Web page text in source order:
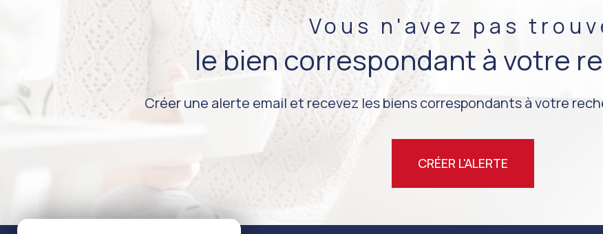
Vous n'avez pas
le bien correspondant à votre
Créer une alerte email et recevez les biens correspondants à votre
CRÉER L'ALERTE